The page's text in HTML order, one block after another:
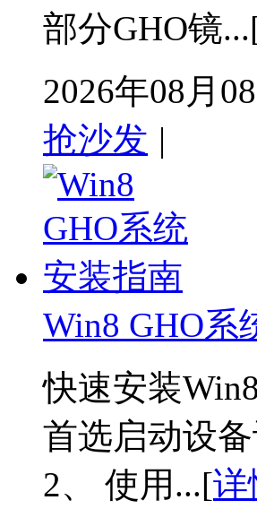
部分GHO镜
2026年08月
抢沙发 |
Win8 GHO系
快速安装
首选启动设
2、 使用...[详